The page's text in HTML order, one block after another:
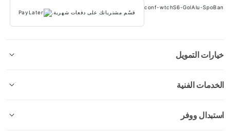
معرض
conf-wtchS6-GolAlu-SpoBan
قسّم مشترياتك على دفعات شهرية.
خيارات التمويل
الخدمات الفنية
استبدال ووفر